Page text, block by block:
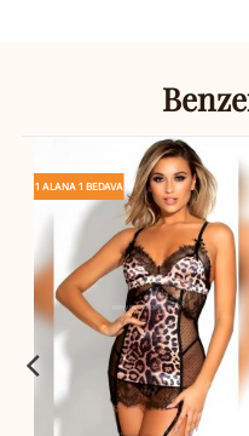
1 ALANA 1 BEDAVA